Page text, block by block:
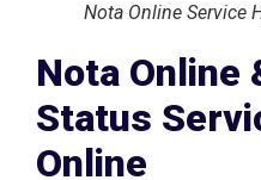
Nota Online
Status
Online